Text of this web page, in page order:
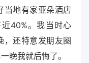
当地有家亚朵酒店
40%。我当时心
，还特意发朋友圈
晚我就后悔了。